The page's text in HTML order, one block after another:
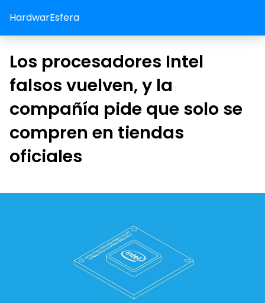
HardwarEsfera
Los procesadores Intel
falsos vuelven, y la
compañía pide que solo se
compren en tiendas
oficiales